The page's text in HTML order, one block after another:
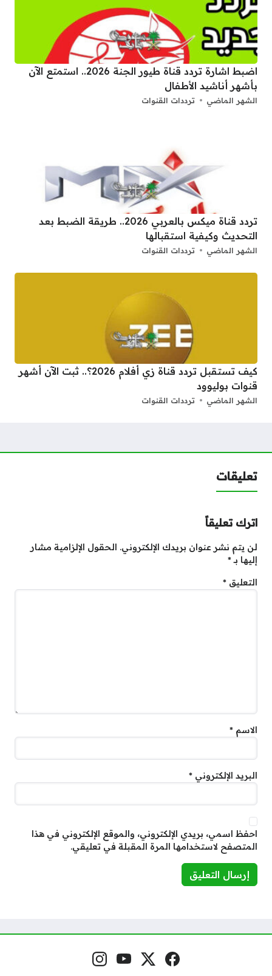
اضبط اشارة تردد قناة طيور الجنة 2026.. استمتع الآن
بأشهر أناشيد الأطفال
الشهر الماضي ترددات القنوات
تردد قناة ميكس بالعربي 2026.. طريقة الضبط بعد
التحديث وكيفية استقبالها
الشهر الماضي ترددات القنوات
كيف تستقبل تردد قناة زي أفلام 2026؟.. ثبت الآن أشهر
قنوات بوليوود
الشهر الماضي ترددات القنوات
تعليقات
اترك تعليقاً
لن يتم نشر عنوان بريدك الإلكتروني. الحقول الإلزامية مشار
إليها بـ*
التعليق *
الاسم *
البريد الإلكتروني *
احفظ اسمي، بريدي الإلكتروني، والموقع الإلكتروني في هذا
المتصفح لاستخدامها المرة المقبلة في تعليقي.
مواقع التواصل فيسبوكمنصة إكس
يوتيوبإنستغرام